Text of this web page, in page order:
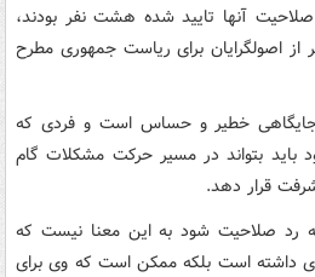
صلاحیت آنها تایید شده هشت نفر بودند،
در حال حاضر نام 15 نفر از اصولگرایان برای ریاست جمهوری مطرح
خطیر و حساس است و فردی که
بتواند در مسیر حرکت مشکلات گام
قرار دهد.
که رد صلاحیت شود به این معنا نیست که
داشته است بلکه ممکن است که وی برای